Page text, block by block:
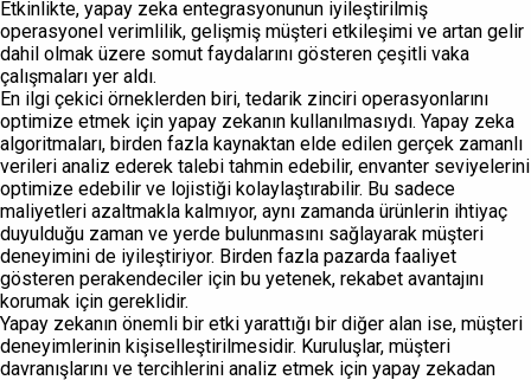
Etkinlikte, yapay zeka entegrasyonunun iyileştirilmiş
operasyonel verimlilik, gelişmiş müşteri etkileşimi ve artan gelir
dahil olmak üzere somut faydalarını gösteren çeşitli vaka
çalışmaları yer aldı.
En ilgi çekici örneklerden biri, tedarik zinciri operasyonlarını
optimize etmek için yapay zekanın kullanılmasıydı. Yapay zeka
algoritmaları, birden fazla kaynaktan elde edilen gerçek zamanlı
verileri analiz ederek talebi tahmin edebilir, envanter seviyelerini
optimize edebilir ve lojistiği kolaylaştırabilir. Bu sadece
maliyetleri azaltmakla kalmıyor, aynı zamanda ürünlerin ihtiyaç
duyulduğu zaman ve yerde bulunmasını sağlayarak müşteri
deneyimini de iyileştiriyor. Birden fazla pazarda faaliyet
gösteren perakendeciler için bu yetenek, rekabet avantajını
korumak için gereklidir.
Yapay zekanın önemli bir etki yarattığı bir diğer alan ise, müşteri
deneyimlerinin kişiselleştirilmesidir. Kuruluşlar, müşteri
davranışlarını ve tercihlerini analiz etmek için yapay zekadan